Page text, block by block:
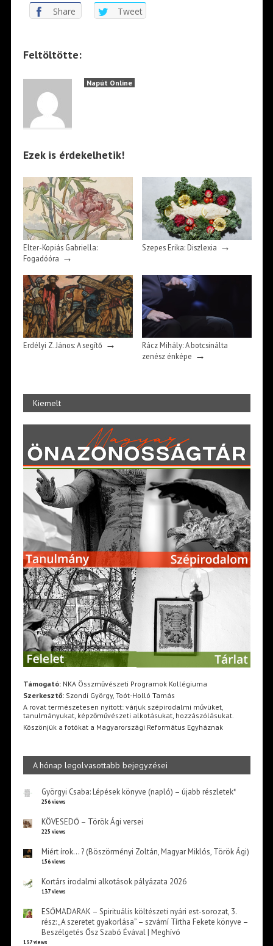
Share Tweet
Feltöltötte:
Napút Online
Ezek is érdekelhetik!
Elter-Kopiás Gabriella:
Fogadóóra →
Szepes Erika: Diszlexia →
Erdélyi Z. János: A segítő →
Rácz Mihály: A botcsinálta
zenész énképe →
Kiemelt
Támogató:NKA Összművészeti Programok Kollégiuma
Szerkesztő:Szondi György, Toót-Holló Tamás
A rovat természetesen nyitott: várjuk szépirodalmi művüket,
tanulmányukat, képzőművészeti alkotásukat, hozzászólásukat.
Köszönjük a fotókat a Magyarországi Református Egyháznak
A hónap legolvasottabb bejegyzései
Györgyi Csaba: Lépések könyve (napló) – újabb részletek*
256 views
KÖVESEDŐ – Török Ági versei
225 views
Miért írok… ? (Böszörményi Zoltán, Magyar Miklós, Török Ági)
156 views
Kortárs irodalmi alkotások pályázata 2026
137 views
ESŐMADARAK – Spirituális költészeti nyári est-sorozat, 3.
rész: „A szeretet gyakorlása” – szvámí Tírtha Fekete könyve –
Beszélgetés Ősz Szabó Évával | Meghívó
137 views